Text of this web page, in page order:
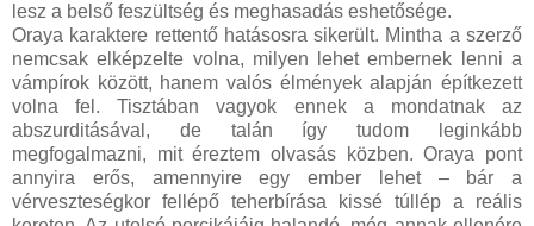
lesz a belső feszültség és meghasadás eshetősége.
Oraya karaktere rettentő hatásosra sikerült. Mintha a szerző
nemcsak elképzelte volna, milyen lehet embernek lenni a
vámpírok között, hanem valós élmények alapján építkezett
volna fel. Tisztában vagyok ennek a mondatnak az
abszurditásával, de talán így tudom leginkább
megfogalmazni, mit éreztem olvasás közben. Oraya pont
annyira erős, amennyire egy ember lehet – bár a
vérveszteségkor fellépő teherbírása kissé túllép a reális